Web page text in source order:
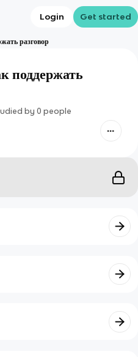
Login Get started
разговор
поддержать
by 0 people